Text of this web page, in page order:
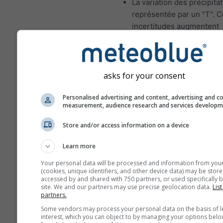
La variation des
représentée par un "T".
incertitudes augmentent
jours de prévisions en
de modèles "ensemble".
différentes variables de
mieux l'incertitude des
Plus de données météo
asks for your consent
Personalised advertising and content, advertising and
measurement, audience research and services
Store and/or access information on a device
Learn more
Your personal data will be processed and information from
(cookies, unique identifiers, and other device data) may be
accessed by and shared with 750 partners, or used specifically
site. We and our partners may use precise geolocation data.
partners.
Some vendors may process your personal data on the basis of
interest, which you can object to by managing your options